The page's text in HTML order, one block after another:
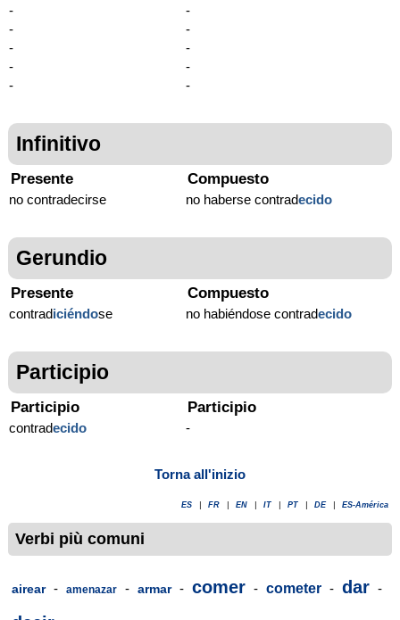
-
-
-
-
-
-
-
-
-
-
Infinitivo
Presente
no contradecirse
Compuesto
no haberse contradecido
Gerundio
Presente
contradiciéndose
Compuesto
no habiéndose contradecido
Participio
Participio
contradecido
Participio
-
Torna all'inizio
ES FR EN IT PT DE ES-América
Verbi più comuni
airear - amenazar - armar - comer - cometer - dar -